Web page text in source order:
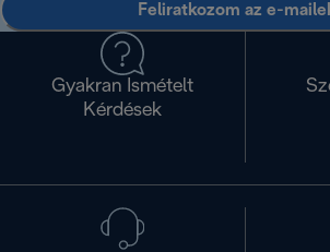
Feliratkozom az e-
Gyakran Ismételt
Kérdések